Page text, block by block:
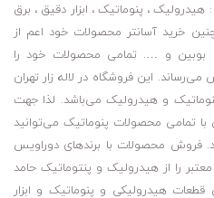
، پنوماتیک ، ابزار دقیق ، برق
خرید آسانتر محصولات خود اعم از
بوبین و …. تمامی محصولات خود را
این فروشگاه در لاله زار تهران
و هیدرولیک می‌باشد. لذا جهت
تمامی محصولات پنوماتیک می‌توانید
فروش محصولات با برندهای دوراویس
را از هیدرولیک و پنتوماتیک حامد
هیدرولیکی و پنوماتیک و ابزار